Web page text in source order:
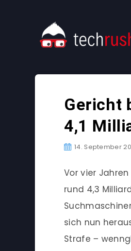
Gericht
4,1
14. September
Vor vier
rund 4,3
sich nun
Strafe –